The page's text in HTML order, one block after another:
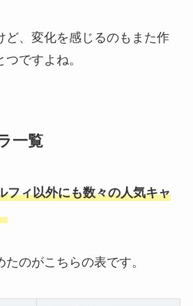
ど、変化を感じるのもまた作
ですよね。
一覧
フィ以外にも数々の人気キャ
のがこちらの表です。